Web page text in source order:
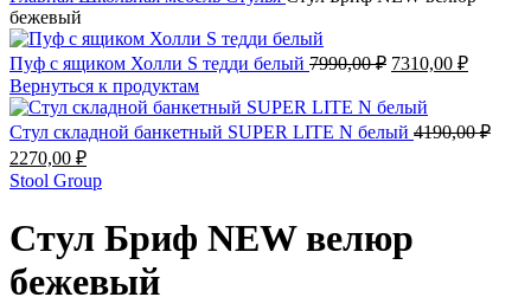
бежевый
Пуф с ящиком Холли S тедди белый 7990,00₽ 7310,00 ₽
Вернуться к продуктам
Стул складной банкетный SUPER LITE N белый 4190,00₽
2270,00 ₽
Stool Group
Стул Бриф NEW велюр
бежевый